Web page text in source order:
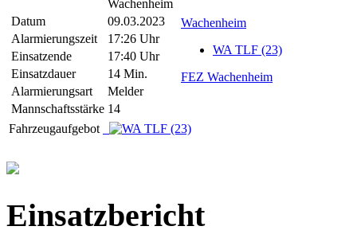
Wachenheim
Datum
09.03.2023
Alarmierungszeit
17:26 Uhr
Einsatzende
17:40 Uhr
Einsatzdauer
14 Min.
Alarmierungsart
Melder
Mannschaftsstärke 14
Wachenheim
WA TLF (23)
FEZ Wachenheim
Fahrzeugaufgebot
Einsatzbericht